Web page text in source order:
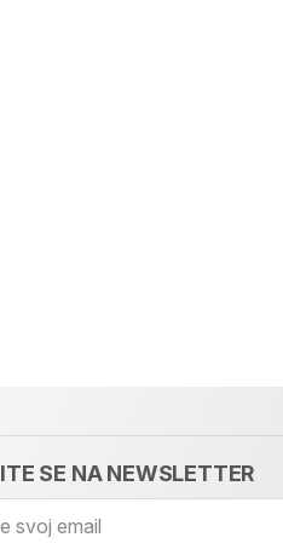
SE NA NEWSLETTER